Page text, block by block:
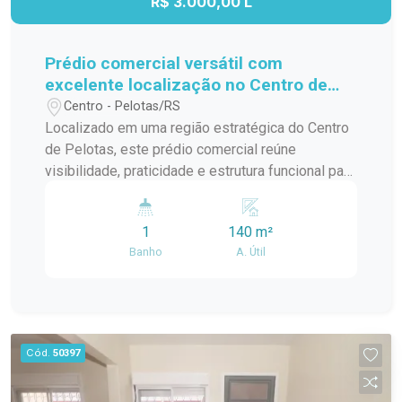
Prédio comercial versátil com
excelente localização no Centro de
Pelotas
Centro - Pelotas/RS
Localizado em uma região estratégica do Centro
de Pelotas, este prédio comercial reúne
visibilidade, praticidade e estrutura funcional para
excelente fluxo de pessoas, o imóvel oferece um
espaço versátil, ideal para empresas que buscam
instalar-se em um ponto consolidado da cidade.
serviços e instituições de referência. A
localização facilita o acesso de clientes,
fornecedores e colaboradores no dia a dia.
1
Banho
140 m²
A. Útil
Cód. 50397